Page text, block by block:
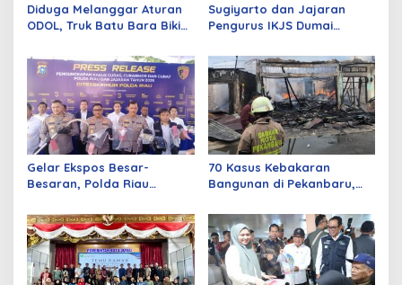
Diduga Melanggar Aturan
ODOL, Truk Batu Bara Bikin
Parah
Sugiyarto dan Jajaran
Pengurus IKJS Dumai
Rabu Besok
Gelar Ekspos Besar-
Besaran, Polda Riau
Curat, Curas, dan
Curanmor
70 Kasus Kebakaran
Bangunan di Pekanbaru,
Listrik